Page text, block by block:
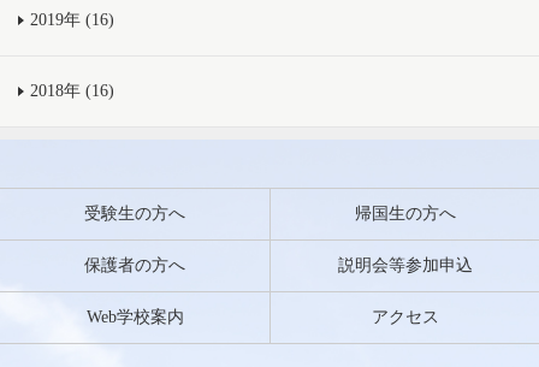
2019年 (16)
2018年 (16)
受験生の方へ 帰国生の方へ
保護者の方へ 説明会等参加申込
Web学校案内 アクセス